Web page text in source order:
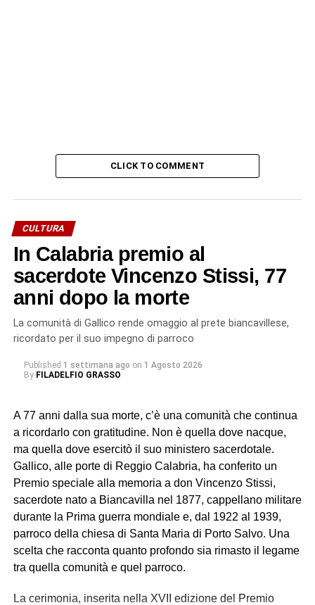
CLICK TO COMMENT
CULTURA
In Calabria premio al
sacerdote Vincenzo Stissi, 77
anni dopo la morte
La comunità di Gallico rende omaggio al prete biancavillese,
ricordato per il suo impegno di parroco
Published 1 settimana ago on 1 Agosto 2026
By FILADELFIO GRASSO
A 77 anni dalla sua morte, c’è una comunità che continua
a ricordarlo con gratitudine. Non è quella dove nacque,
ma quella dove esercitò il suo ministero sacerdotale.
Gallico, alle porte di Reggio Calabria, ha conferito un
Premio speciale alla memoria a don Vincenzo Stissi,
sacerdote nato a Biancavilla nel 1877, cappellano militare
durante la Prima guerra mondiale e, dal 1922 al 1939,
parroco della chiesa di Santa Maria di Porto Salvo. Una
scelta che racconta quanto profondo sia rimasto il legame
tra quella comunità e quel parroco.
La cerimonia, inserita nella XVII edizione del Premio